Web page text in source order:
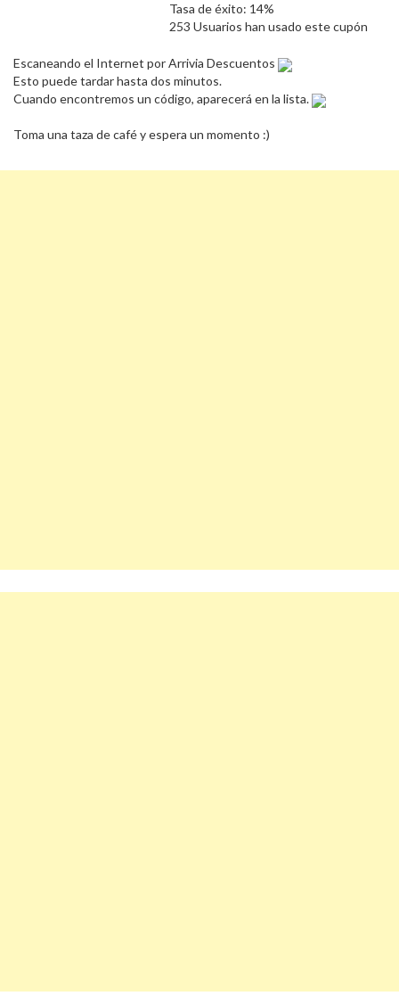
Tasa de éxito: 14%
253 Usuarios han usado este cupón
Escaneando el Internet por Arrivia Descuentos
Esto puede tardar hasta dos minutos.
Cuando encontremos un código, aparecerá en la lista.
Toma una taza de café y espera un momento :)